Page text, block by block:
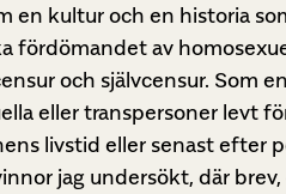
en kultur och en historia
fördömandet av
och självcensur. Som
eller transpersoner levt
livstid eller senast efter
jag undersökt, där